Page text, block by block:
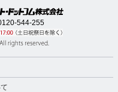
544-255